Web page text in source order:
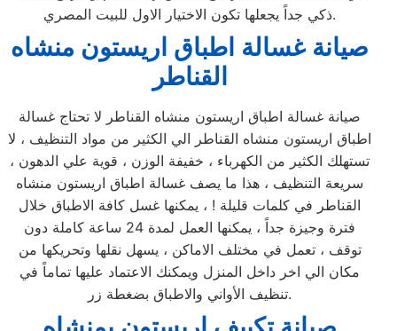
ذكي جداً يجعلها تكون الاختيار الاول للبيت المصري.
صيانة غسالة اطباق اريستون منشاه
القناطر
صيانة غسالة اطباق اريستون منشاه القناطر لا تحتاج غسالة
اطباق اريستون منشاه القناطر الي الكثير من مواد التنظيف ، لا
تستهلك الكثير من الكهرباء ، خفيفة الوزن ، قوية علي الدهون ،
سريعة التنظيف ، هذا ما يصف غسالة اطباق اريستون منشاه
القناطر في كلمات قليلة ! ، يمكنها غسل كافة الاطباق خلال
فترة وجيزة جداً ، يمكنها العمل لمدة 24 ساعة كاملة دون
توقف ، تعمل في مختلف الاماكن ، يسهل نقلها وتحريكها من
مكان الي اخر داخل المنزل ويمكنك الاعتماد عليها تماماً في
تنظيف الأواني والاطباق بضغطة زر.